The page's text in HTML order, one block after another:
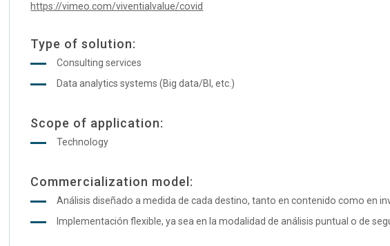
https://vimeo.com/viventialvalue/covid
Type of solution:
Consulting services
Data analytics systems (Big data/BI, etc.)
Scope of application:
Technology
Commercialization model:
Análisis diseñado a medida de cada destino, tanto en contenido como en
Implementación flexible, ya sea en la modalidad de análisis puntual o de